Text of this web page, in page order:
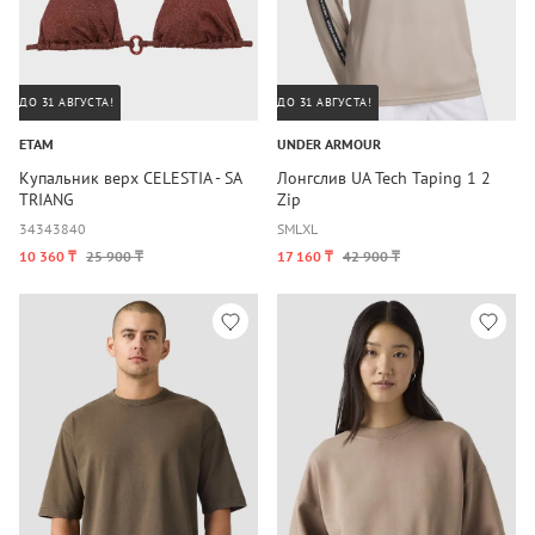
ДО 31 АВГУСТА!
ETAM
Купальник верх CELESTIA - SA
TRIANG
34343840
10 360 ₸ 25 900 ₸
ДО 31 АВГУСТА!
UNDER ARMOUR
Лонгслив UA Tech Taping 1 2
Zip
SMLXL
17 160 ₸ 42 900 ₸